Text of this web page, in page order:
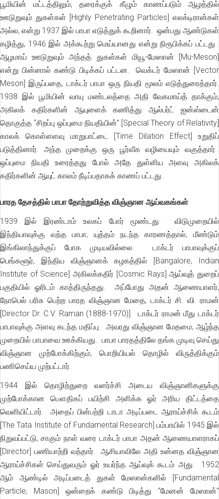
பூமியின் மட்டத்திலும், தரைக்குக் கீழும் காணப்படும் ஆழத்தில்
ஊடுறுவும் துகள்கள் [Highly Penetrating Particles] எலக்டிரான்கள்
அல்ல, என்று 1937 இல் பாபா எடுத்துக் கூறினார். ஒன்பது ஆண்டுகள்
கழித்து, 1946 இல் அக்கூற்று மெய்யானது என்று நிரூபிக்கப் பட்டது.
ஆழமாய் ஊடுறுவும் அந்தத் துகள்கள் மியூ-மேஸான் [Mu-Meson]
என்று பின்னால் கண்டு பிடிக்கப் பட்டன. வெக்டர் மேஸான் [Vector
Meson] இருப்பதை, டாக்டர் பாபா ஒரு நியதி மூலம் எடுத்துரைத்தார்.
1938 இல் பூமியின் வாயு மண்டலத்தை அதி வேகமாய்த் தாக்கும்,
அகிலக் கதிர்களின் ஆயுளைக் கணித்து ஆல்பர்ட் ஐன்ஸ்டைன்
தொகுத்த “சிறப்பு ஒப்புமை நியதியின்” [Special Theory of Relativity]
காலக் கொள்ளளவு மாறுபாட்டை [Time Dilation Effect] உறுதிப்
படுத்தினார். அந்த முறைக்கு ஒரு பூர்வீக வழியையும் வகுத்தார்.
ஒப்புமை நியதி உரைத்தது போல் அதே துள்ளிய அளவு அகிலக்
கதிர்களின் ஆயுட் காலம் நீடிப்பதாகக் காணப் பட்டது.
பாரத தேசத்தில் பாபா தோற்றுவித்த விஞ்ஞான ஆய்வகங்கள்
1939 இல் இரண்டாம் உலகப் போர் மூண்டது. விடுமுறையில்
இந்தியாவுக்கு வந்த பாபா, யுத்தம் நடந்த காரணத்தால், மீண்டும்
இங்கிலாந்துக்குப் போக முடியவில்லை. டாக்டர் பாபாவுக்குப்
பெங்களூர், இந்திய விஞ்ஞானக் கழகத்தில் [Bangalore, Indian
Institute of Science] அகிலக்கதிர் [Cosmic Rays] ஆய்வுத் துறைப்
பகுதியில் ஓரிடம் காத்திருந்தது. அப்போது அதன் ஆணையாளர்,
நோபெல் பரிசு பெற்ற பாரத விஞ்ஞான மேதை, டாக்டர் சி. வி. ராமன்
[Director Dr. C.V. Raman (1888-1970)]. டாக்டர் ராமன் மீது டாக்டர்
பாபாவுக்கு அளவு கடந்த மதிப்பு. அவரது விஞ்ஞான மேதமை, ஆழ்ந்த
முறையில் பாபாவை ஊக்கியது. பாபா பாரதத்திலே தங்க முடிவு செய்து
விஞ்ஞான முற்போக்கிற்கும், பொறியியல் தொழில் விருத்திக்கும்
பணிசெய்ய முற்பட்டார்.
1944 இல் தொழிற்துறை வளர்ச்சி அடைய விஞ்ஞானிகளுக்கு
முற்போக்கான பௌதிகப் பயிற்சி அளிக்க ஓர் அரிய திட்டத்தை
வெளியிட்டார். அதைப் பின்பற்றி டாடா அடிப்படை ஆராய்ச்சிக் கூடம்
[The Tata Institute of Fundamental Research] பம்பாயில் 1945 இல்
நிறுவப்பட்டு, சாகும் நாள் வரை டாக்டர் பாபா அதன் ஆணையாளராகப்
[Director] பணியாற்றி வந்தார். ஆசியாவிலே அதி உன்னத விஞ்ஞான
ஆராய்ச்சிகள் செய்துவரும் ஓர் உயர்ந்த ஆய்வுக் கூடம் அது. 1952
ஆம் ஆண்டில் அடிப்படைத் துகள் மேஸான்களில் [Fundamental
Particle, Mason] ஒன்றைக் கண்டு பிடித்து “மேனன் மேஸான்”